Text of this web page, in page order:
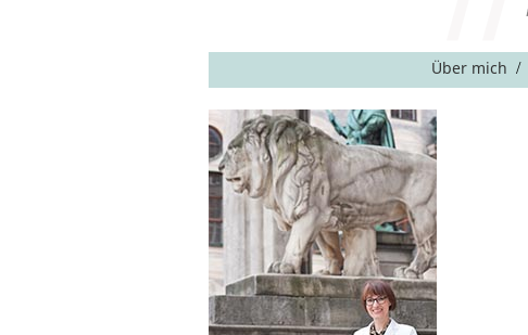
Über mich /